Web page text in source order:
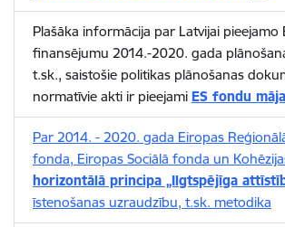
Plašāka informācija par Latvijai pieejamo
finansējumu 2014.-2020. gada
t.sk., saistošie politikas plānošanas
normatīvie akti ir pieejami ES fondu
Par 2014. - 2020. gada Eiropas
fonda, Eiropas Sociālā fonda un
horizontālā principa „Ilgtspējīga
īstenošanas uzraudzību, t.sk. metodika